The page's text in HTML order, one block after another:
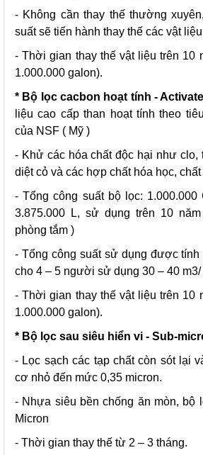
- Không cần thay thế thường
suất sẽ tiến hành thay thế các vật
- Thời gian thay thế vật liệu trên 10
1.000.000 galon).
* Bộ lọc cacbon hoạt tính -
liệu cao cấp than hoạt tính theo
của NSF ( Mỹ )
- Khử các hóa chất độc hại như clo,
diệt cỏ và các hợp chất hóa học,
- Tổng công suất bộ lọc:
3.875.000 L, sử dụng trên 10
phòng tắm )
- Tổng công suất sử dụng được
cho 4 – 5 người sử dụng 30 – 40 m3/
- Thời gian thay thế vật liệu trên 10
1.000.000 galon).
* Bộ lọc sau siêu hiển vi - Sub-
- Lọc sạch các tạp chất còn sót lại
cơ nhỏ đến mức 0,35 micron.
- Nhựa siêu bền chống ăn mòn, bộ
Micron
- Thời gian thay thế từ 2 – 3 tháng.